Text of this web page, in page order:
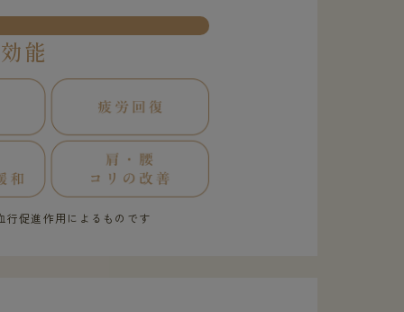
能
促進作用によるものです